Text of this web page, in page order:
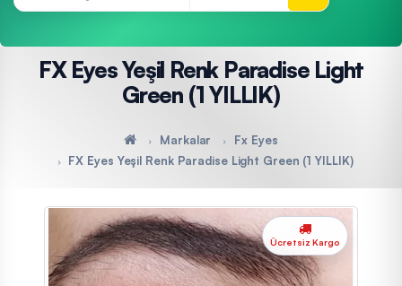
FX Eyes Yeşil Renk Paradise Light
Green (1 YILLIK)
Markalar
Fx Eyes
FX Eyes Yeşil Renk Paradise Light Green (1 YILLIK)
Ücretsiz Kargo